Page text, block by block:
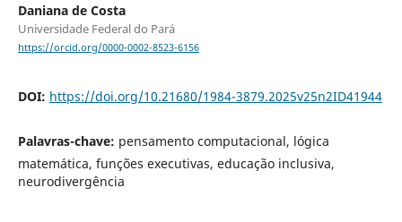
Daniana de Costa
Universidade Federal do Pará
https://orcid.org/0000-0002-8523-6156
DOI: https://doi.org/10.21680/1984-3879.2025v25n2ID41944
Palavras-chave: pensamento computacional, lógica
matemática, funções executivas, educação inclusiva,
neurodivergência